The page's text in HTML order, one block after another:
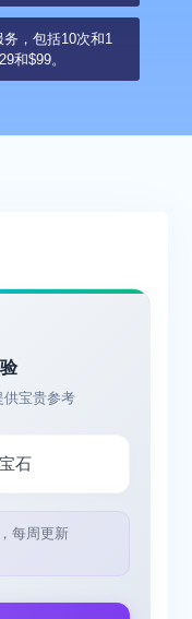
，包括10次和1
和$99。
供宝贵参考
石
每周更新